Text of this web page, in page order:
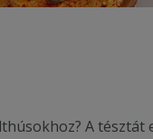
A tésztát